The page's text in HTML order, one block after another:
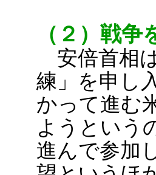
（２）戦
安倍首相
練」を申し
かって進む
ようという
進んで参加